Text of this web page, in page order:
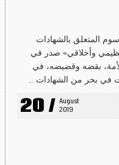
المتعلق بالشهادات
وأخلاقي» صدر في
بقضه وقضيضه، في
في بحر من الشهادات ..
20 / August
2019